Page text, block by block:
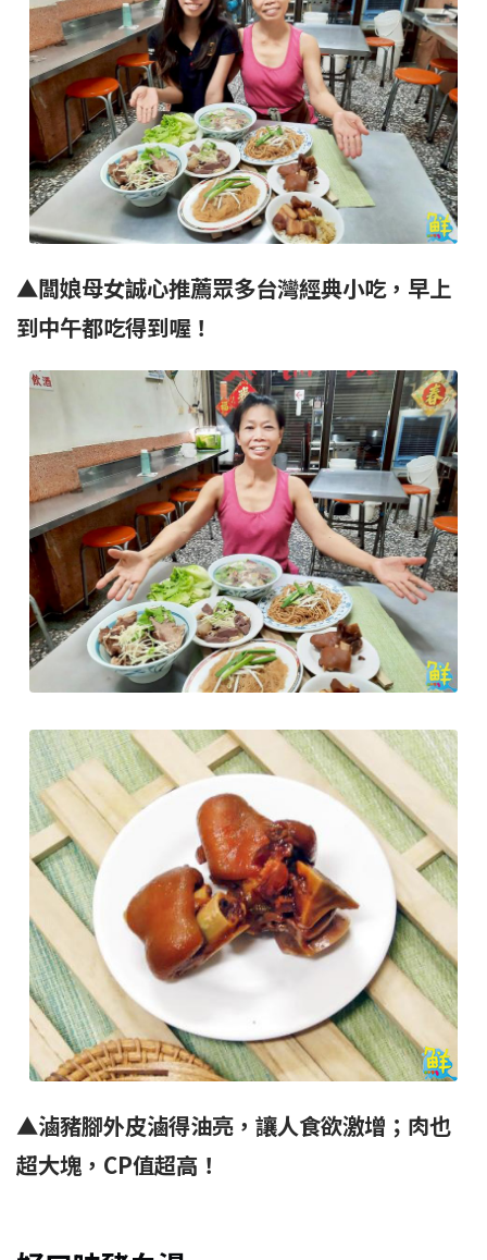
▲闆娘母女誠心推薦眾多台灣經典小吃，早上
到中午都吃得到喔！
▲滷豬腳外皮滷得油亮，讓人食欲激增；肉也
超大塊， CP值超高！